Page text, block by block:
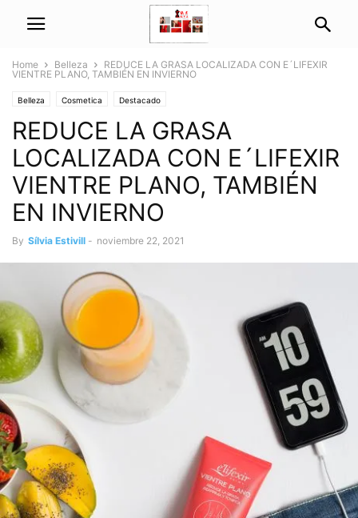
Home Belleza
REDUCE LA GRASA LOCALIZADA CON E´LIFEXIR
VIENTRE PLANO, TAMBIÉN EN INVIERNO
Belleza Cosmetica Destacado
REDUCE LA GRASA
LOCALIZADA CON E´LIFEXIR
VIENTRE PLANO, TAMBIÉN
EN INVIERNO
By Sílvia Estivill - noviembre 22, 2021